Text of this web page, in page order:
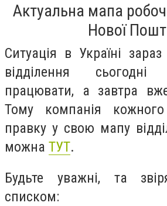
Актуальна мапа
Нової
Ситуація в Україні
відділення
працювати, а завтра
Тому компанія
правку у свою мапу
можна ТУТ.
Будьте уважні, та
списком: